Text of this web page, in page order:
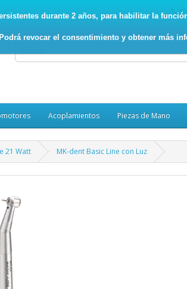
durante 2 años, para habilitar la
revocar el consentimiento y obtener más
Acoplamientos Piezas de Mano
21 Watt MK-dent Basic Line con Luz